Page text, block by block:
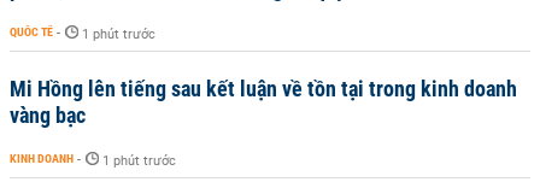
QUỐC TẾ - 1 phút trước
Mi Hồng lên tiếng sau kết luận về tồn tại trong kinh doanh
vàng bạc
KINH DOANH - 1 phút trước